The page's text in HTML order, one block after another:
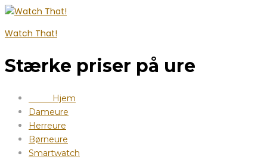
Watch That!
Stærke priser på ure
Hjem
Dameure
Herreure
Børneure
Smartwatch